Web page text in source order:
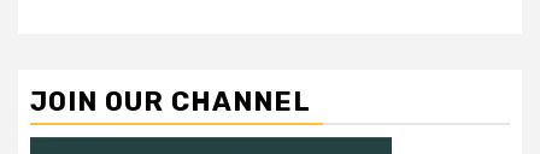
JOIN OUR CHANNEL